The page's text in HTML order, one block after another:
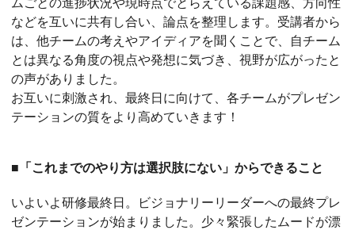
ムごとの進捗状況や現時点でとらえている課題感、方向性
などを互いに共有し合い、論点を整理します。受講者から
は、他チームの考えやアイディアを聞くことで、自チーム
とは異なる角度の視点や発想に気づき、視野が広がったと
の声がありました。
お互いに刺激され、最終日に向けて、各チームがプレゼン
テーションの質をより高めていきます！
■「これまでのやり方は選択肢にない」からできること
いよいよ研修最終日。ビジョナリーリーダーへの最終プレ
ゼンテーションが始まりました。少々緊張したムードが漂